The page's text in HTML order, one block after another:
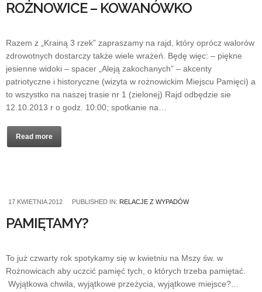
ROŻNOWICE – KOWANÓWKO
Razem z „Krainą 3 rzek” zapraszamy na rajd, który oprócz walorów
zdrowotnych dostarczy także wiele wrażeń. Będę więc: – piękne
jesienne widoki – spacer „Aleją zakochanych” – akcenty
patriotyczne i historyczne (wizyta w rożnowickim Miejscu Pamięci) a
to wszystko na naszej trasie nr 1 (zielonej) Rajd odbędzie sie
12.10.2013 r o godz. 10:00; spotkanie na…
Read more
17 KWIETNIA 2012 PUBLISHED IN: RELACJE Z WYPADÓW
PAMIĘTAMY?
To już czwarty rok spotykamy się w kwietniu na Mszy św. w
Rożnowicach aby uczcić pamięć tych, o których trzeba pamiętać.
Wyjątkowa chwila, wyjątkowe przeżycia, wyjątkowe miejsce?…